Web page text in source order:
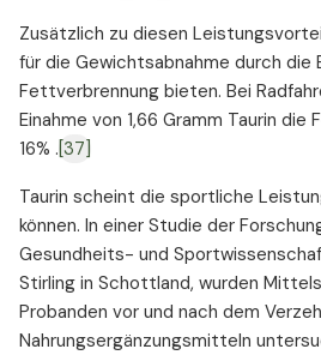
Zusätzlich zu diesen
für die Gewichtsabnahme durch die
Fettverbrennung bieten. Bei
Einahme von 1,66 Gramm Taurin
16% . [37]
Taurin scheint die sportliche
können. In einer Studie der
Gesundheits- und
Stirling in Schottland, wurden
Probanden vor und nach dem
Nahrungsergänzungsmitteln